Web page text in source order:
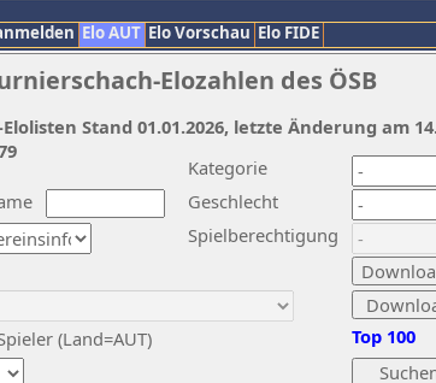
Elo AUT Elo Vorschau Elo FIDE
Elozahlen des ÖSB
Kategorie
Geschlecht
(Land=AUT)
Spielberechtigung
Top 100
Elolisten Stand 01.01.2026, letzte Änderung am